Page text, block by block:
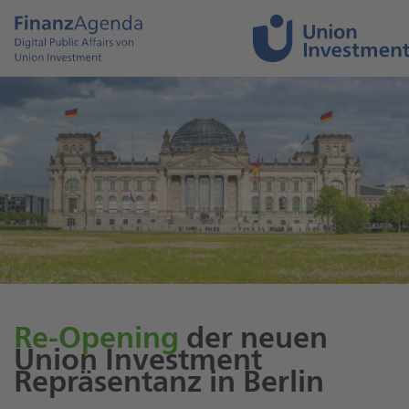
Re-Opening der neuen
Union Investment
Repräsentanz in Berlin